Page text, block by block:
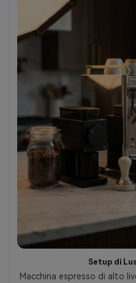
Setup di
Macchina espresso di alto